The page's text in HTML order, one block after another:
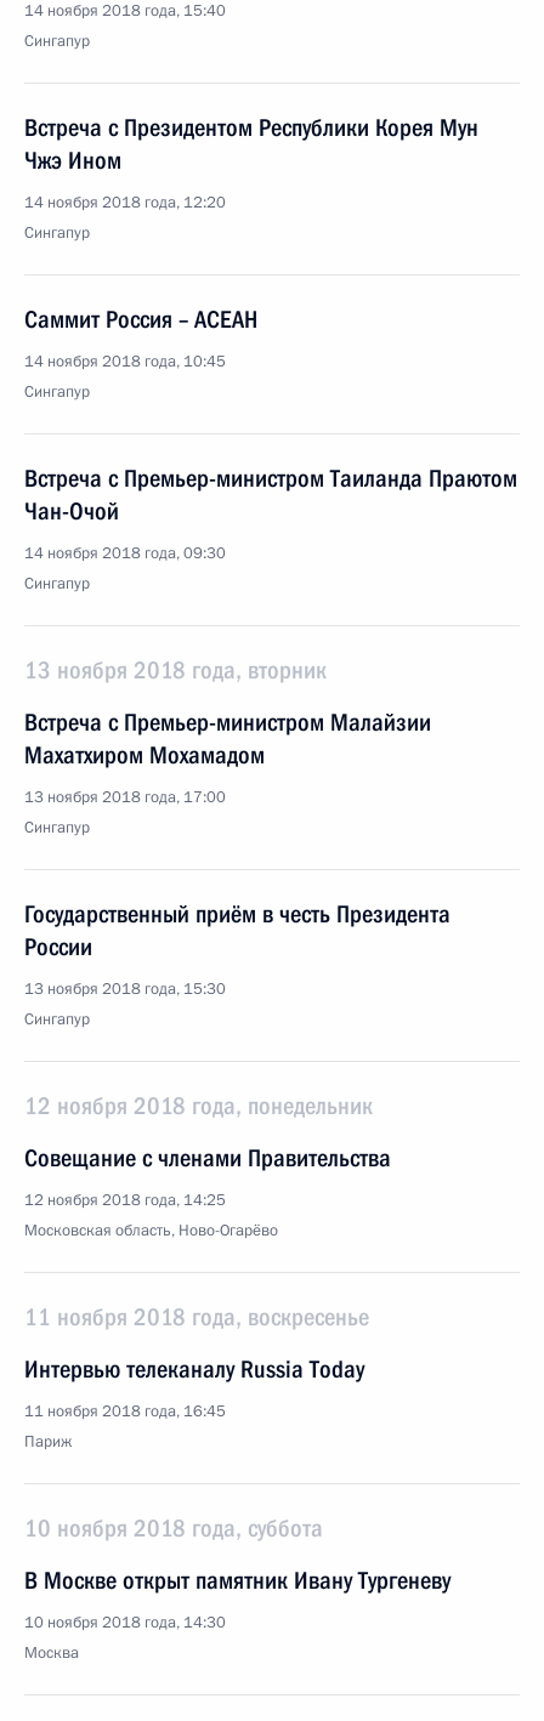
14 ноября 2018 года, 15:40
Сингапур
Встреча с Президентом Республики Корея Мун
Чжэ Ином
14 ноября 2018 года, 12:20
Сингапур
Саммит Россия – АСЕАН
14 ноября 2018 года, 10:45
Сингапур
Встреча с Премьер-министром Таиланда Праютом
Чан-Очой
14 ноября 2018 года, 09:30
Сингапур
13 ноября 2018 года, вторник
Встреча с Премьер-министром Малайзии
Махатхиром Мохамадом
13 ноября 2018 года, 17:00
Сингапур
Государственный приём в честь Президента
России
13 ноября 2018 года, 15:30
Сингапур
12 ноября 2018 года, понедельник
Совещание с членами Правительства
12 ноября 2018 года, 14:25
Московская область, Ново-Огарёво
11 ноября 2018 года, воскресенье
Интервью телеканалу Russia Today
11 ноября 2018 года, 16:45
Париж
10 ноября 2018 года, суббота
В Москве открыт памятник Ивану Тургеневу
10 ноября 2018 года, 14:30
Москва